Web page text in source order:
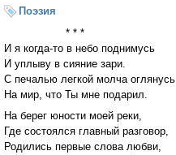
Поэзия
* * *
И я когда-то в небо поднимусь
И уплыву в сияние зари.
С печалью легкой молча оглянусь
На мир, что Ты мне подарил.
На берег юности моей реки,
Где состоялся главный разговор,
Родились первые слова любви,